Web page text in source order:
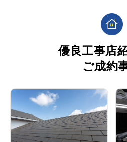
優良工事店
ご成約